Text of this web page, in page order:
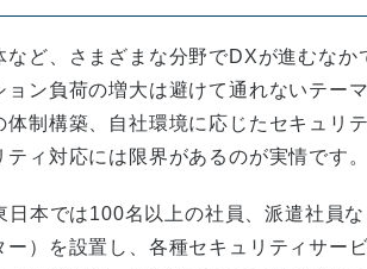
ど、さまざまな分野でDXが進むな
ン負荷の増大は避けて通れないテー
制構築、自社環境に応じたセキュリ
ィ対応には限界があるのが実情です。
本では100名以上の社員、派遣社員
）を設置し、各種セキュリティサー